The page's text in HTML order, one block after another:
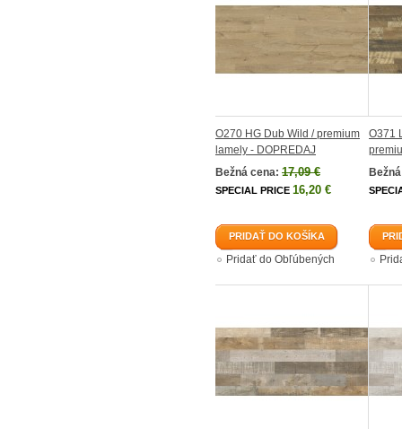
O270 HG Dub Wild / premium
lamely - DOPREDAJ
Bežná cena: 17,09 €
SPECIAL PRICE 16,20 €
PRIDAŤ DO KOŠÍKA
Pridať do Obľúbených
O371